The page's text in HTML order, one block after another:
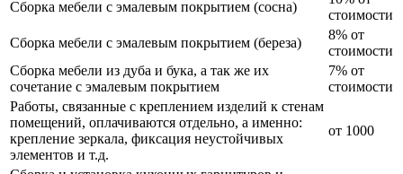
Сборка мебели с эмалевым покрытием (сосна)
стоимости
Сборка мебели с эмалевым покрытием (береза)
8% от
стоимости
Сборка мебели из дуба и бука, а так же их
сочетание с эмалевым покрытием
7% от
стоимости
Работы, связанные с креплением изделий к стенам
помещений, оплачиваются отдельно, а именно:
крепление зеркала, фиксация неустойчивых
элементов и т.д.
от 1000